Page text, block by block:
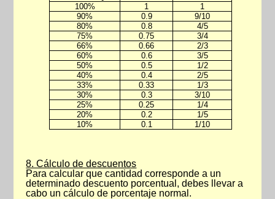
100% 1
1
90%
0.9
9/10
80%
0.8
4/5
75%
0.75
3/4
66%
0.66
2/3
60%
0.6
3/5
50%
0.5
1/2
40%
0.4
2/5
33%
0.33
1/3
30%
0.3
3/10
25%
0.25
1/4
20%
0.2
1/5
10%
0.1 1/10
8. Cálculo de descuentos
Para calcular que cantidad corresponde a un
determinado descuento porcentual, debes llevar a
cabo un cálculo de porcentaje normal.